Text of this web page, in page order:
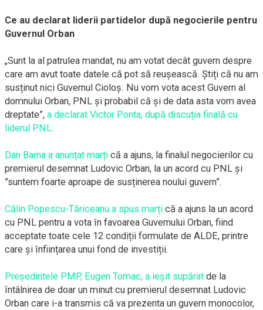
Ce au declarat liderii partidelor după negocierile pentru
Guvernul Orban
„Sunt la al patrulea mandat, nu am votat decât guvern despre
care am avut toate datele că pot să reușească. Știți că nu am
susținut nici Guvernul Cioloș. Nu vom vota acest Guvern al
domnului Orban, PNL și probabil că și de data asta vom avea
dreptate”, a declarat Victor Ponta, după discuția finală cu
liderul PNL.
Dan Barna a anunțat marți că a ajuns, la finalul negocierilor cu
premierul desemnat Ludovic Orban, la un acord cu PNL și
”suntem foarte aproape de susținerea noului guvern”.
Călin Popescu-Tăriceanu a spus marți că a ajuns la un acord
cu PNL pentru a vota în favoarea Guvernului Orban, fiind
acceptate toate cele 12 condiții formulate de ALDE, printre
care și înființarea unui fond de investiții.
Președintele PMP, Eugen Tomac, a ieșit supărat de la
întâlnirea de doar un minut cu premierul desemnat Ludovic
Orban care i-a transmis că va prezenta un guvern monocolor,